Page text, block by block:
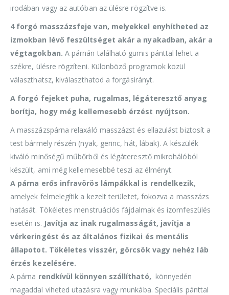
irodában vagy az autóban az ülésre rögzítve is.
4 forgó masszázsfeje van, melyekkel enyhítheted az
izmokban lévő feszültséget akár a nyakadban, akár a
végtagokban. A párnán található gumis pánttal lehet a
székre, ülésre rögzíteni. Különböző programok közül
választhatsz, kiválaszthatod a forgásirányt.
A forgó fejeket puha, rugalmas, légáteresztő anyag
borítja, hogy még kellemesebb érzést nyújtson.
A masszázspárna relaxáló masszázst és ellazulást biztosít a
test bármely részén (nyak, gerinc, hát, lábak). A készülék
kiváló minőségű műbőrből és légáteresztő mikrohálóból
készült, ami még kellemesebbé teszi az élményt.
A párna erős infravörös lámpákkal is rendelkezik,
amelyek felmelegítik a kezelt területet, fokozva a masszázs
hatását. Tökéletes menstruációs fájdalmak és izomfeszülés
esetén is. Javítja az inak rugalmasságát, javítja a
vérkeringést és az általános fizikai és mentális
állapotot. Tökéletes visszér, görcsök vagy nehéz láb
érzés kezelésére.
A párna rendkívül könnyen szállítható, könnyedén
magaddal viheted utazásra vagy munkába. Speciális pánttal